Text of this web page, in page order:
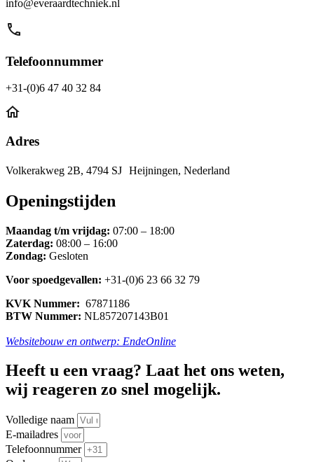
info@everaardtechniek.nl
Telefoonnummer
+31-(0)6 47 40 32 84
Adres
Volkerakweg 2B, 4794 SJ Heijningen, Nederland
Openingstijden
Maandag t/m vrijdag: 07:00 – 18:00
Zaterdag: 08:00 – 16:00
Zondag: Gesloten
Voor spoedgevallen: +31-(0)6 23 66 32 79
KVK Nummer: 67871186
BTW Nummer: NL857207143B01
Websitebouw en ontwerp: EndeOnline
Heeft u een vraag? Laat het ons weten,
wij reageren zo snel mogelijk.
Volledige naam
E-mailadres
Telefoonnummer